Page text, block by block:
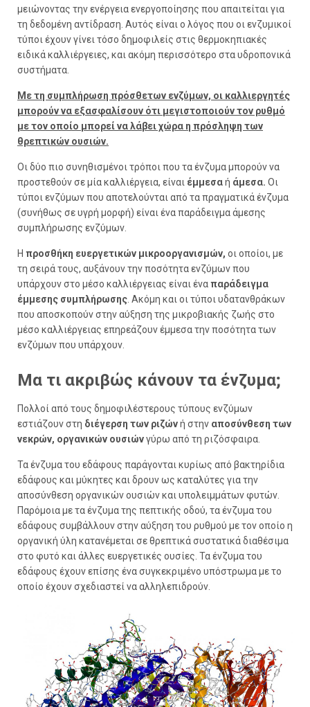
μειώνοντας την ενέργεια ενεργοποίησης που απαιτείται για
τη δεδομένη αντίδραση. Αυτός είναι ο λόγος που οι ενζυμικοί
τύποι έχουν γίνει τόσο δημοφιλείς στις θερμοκηπιακές
ειδικά καλλιέργειες, και ακόμη περισσότερο στα υδροπονικά
συστήματα.
Με τη συμπλήρωση πρόσθετων ενζύμων, οι καλλιεργητές
μπορούν να εξασφαλίσουν ότι μεγιστοποιούν τον ρυθμό
με τον οποίο μπορεί να λάβει χώρα η πρόσληψη των
θρεπτικών ουσιών.
Οι δύο πιο συνηθισμένοι τρόποι που τα ένζυμα μπορούν να
προστεθούν σε μία καλλιέργεια, είναι έμμεσαή άμεσα. Οι
τύποι ενζύμων που αποτελούνται από τα πραγματικά ένζυμα
(συνήθως σε υγρή μορφή) είναι ένα παράδειγμα άμεσης
συμπλήρωσης ενζύμων.
Η προσθήκη ευεργετικών μικροοργανισμών, οι οποίοι, με
τη σειρά τους, αυξάνουν την ποσότητα ενζύμων που
υπάρχουν στο μέσο καλλιέργειας είναι έναπαράδειγμα
έμμεσης συμπλήρωσης . Ακόμη και οι τύποι υδατανθράκων
που αποσκοπούν στην αύξηση της μικροβιακής ζωής στο
μέσο καλλιέργειας επηρεάζουν έμμεσα την ποσότητα των
ενζύμων που υπάρχουν.
Μα τι ακριβώς κάνουν τα ένζυμα;
Πολλοί από τους δημοφιλέστερους τύπους ενζύμων
εστιάζουν στη διέγερση των ριζώνή στην αποσύνθεση των
νεκρών, οργανικών ουσιώνγύρω από τη ριζόσφαιρα.
Τα ένζυμα του εδάφους παράγονται κυρίως από βακτηρίδια
εδάφους και μύκητες και δρουν ως καταλύτες για την
αποσύνθεση οργανικών ουσιών και υπολειμμάτων φυτών.
Παρόμοια με τα ένζυμα της πεπτικής οδού, τα ένζυμα του
εδάφους συμβάλλουν στην αύξηση του ρυθμού με τον οποίο η
οργανική ύλη κατανέμεται σε θρεπτικά συστατικά διαθέσιμα
στο φυτό και άλλες ευεργετικές ουσίες. Τα ένζυμα του
εδάφους έχουν επίσης ένα συγκεκριμένο υπόστρωμα με το
οποίο έχουν σχεδιαστεί να αλληλεπιδρούν.